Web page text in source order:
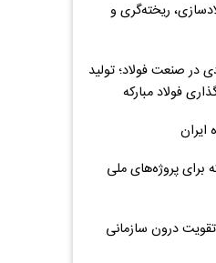
ریخته‌گری و
در صنعت فولاد؛ تولید
فولاد مبارکه
ایران
برای پروژه‌های ملی
درون سازمانی